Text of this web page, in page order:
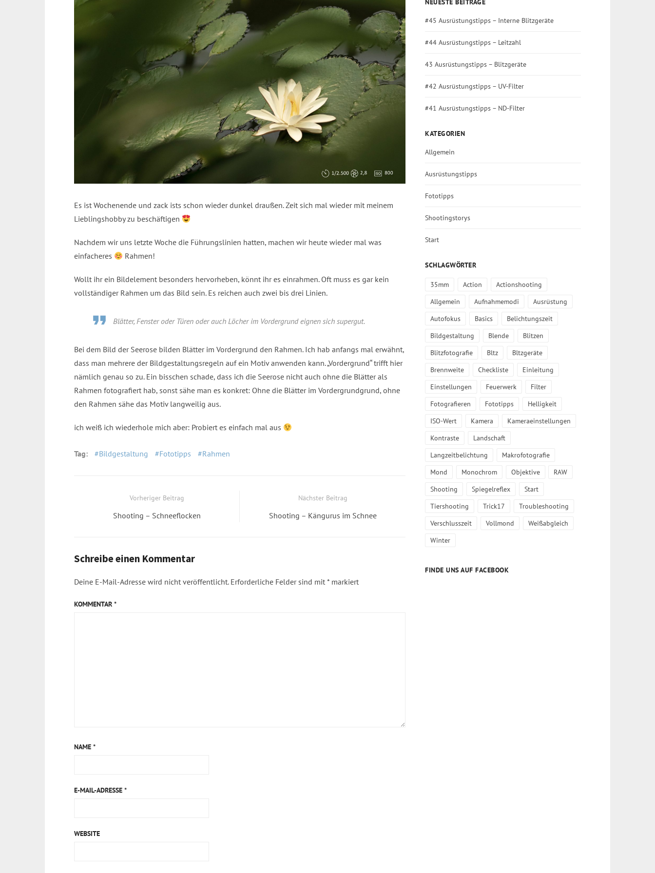
Es ist Wochenende und zack ists schon wieder dunkel draußen. Zeit sich mal wieder mit meinem
Lieblingshobby zu beschäftigen
Nachdem wir uns letzte Woche die Führungslinien hatten, machen wir heute wieder mal was
einfacheres
Rahmen!
Wollt ihr ein Bildelement besonders hervorheben, könnt ihr es einrahmen. Oft muss es gar kein
vollständiger Rahmen um das Bild sein. Es reichen auch zwei bis drei Linien.
Blätter, Fenster oder Türen oder auch Löcher im Vordergrund eignen sich supergut.
Bei dem Bild der Seerose bilden Blätter im Vordergrund den Rahmen. Ich hab anfangs mal erwähnt,
dass man mehrere der Bildgestaltungsregeln auf ein Motiv anwenden kann. „Vordergrund“ trifft hier
nämlich genau so zu. Ein bisschen schade, dass ich die Seerose nicht auch ohne die Blätter als
Rahmen fotografiert hab, sonst sähe man es konkret: Ohne die Blätter im Vordergrundgrund, ohne
den Rahmen sähe das Motiv langweilig aus.
ich weiß ich wiederhole mich aber: Probiert es einfach mal aus
Tag: Bildgestaltung Fototipps Rahmen
Beitragsnavigation
Vorheriger Beitrag
Previous
Shooting – Schneeflocken
Nächster Beitrag
Next
Shooting – Kängurus im Schnee
Schreibe einen Kommentar
Deine E-Mail-Adresse wird nicht veröffentlicht. Erforderliche Felder sind mit * markiert
KOMMENTAR *
NAME *
E-MAIL-ADRESSE *
WEBSITE
NEUESTE BEITRÄGE
#45 Ausrüstungstipps – Interne Blitzgeräte
#44 Ausrüstungstipps – Leitzahl
43 Ausrüstungstipps – Blitzgeräte
#42 Ausrüstungstipps – UV-Filter
#41 Ausrüstungstipps – ND-Filter
KATEGORIEN
Allgemein
Ausrüstungstipps
Fototipps
Shootingstorys
Start
SCHLAGWÖRTER
35mm Action
Actionshooting
Allgemein
Aufnahmemodi
Ausrüstung
Autofokus
Basics
Belichtungszeit
Bildgestaltung
Blende
Blitzen
Blitzfotografie
Bltz
Bltzgeräte
Brennweite
Checkliste
Einleitung
Einstellungen
Feuerwerk
Filter
Fotografieren
Fototipps
Helligkeit
ISO-Wert
Kamera
Kameraeinstellungen
Kontraste
Landschaft
Langzeitbelichtung
Makrofotografie
Mond
Monochrom Objektive
RAW
Shooting
Spiegelreflex
Start
Tiershooting
Trick17
Troubleshooting
Verschlusszeit
Vollmond
Weißabgleich
Winter
FINDE UNS AUF FACEBOOK